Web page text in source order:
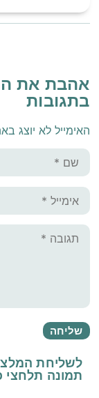
אהבת את
בתגובות
האימייל לא יוצג
לשליחת
תמונה תלחצי